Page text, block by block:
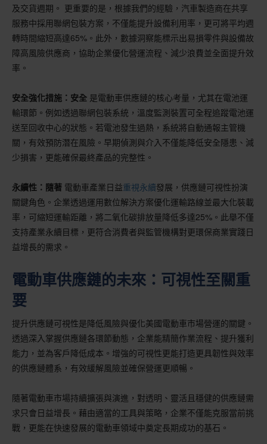
及交貨週期。 更重要的是，根據我們的經驗，汽車製造商在共享
服務中採用聯網包裝方案，不僅能提升設備利用率，更可將平均週
轉時間縮短高達65%。此外，數據洞察能標示出易損零件與設備故
障高風險供應商，協助企業優化營運流程、減少浪費並全面提升效
率。
安全強化措施：安全 是電動車供應鏈的核心考量，尤其在電池運
輸環節。例如透過聯網包裝系統，溫度監測裝置可全程追蹤電池運
送至回收中心的狀態。若電池發生過熱，系統將自動通報主管機
關，有效預防潛在風險。早期偵測與介入不僅能降低安全隱患、減
少損害，更能確保最終產品的完整性。
永續性：隨著 電動車產業日益重視永續發展，供應鏈可視性扮演
關鍵角色。企業透過運用數位解決方案優化運輸路線並最大化裝載
率，可縮短運輸距離，將二氧化碳排放量降低多達25%。此舉不僅
支持產業永續目標，更符合消費者與監管機構對更環保商業實踐日
益增長的需求。
電動車供應鏈的未來：可視性至關重
要
提升供應鏈可視性是降低風險與優化美國電動車市場營運的關鍵。
透過深入掌握供應鏈各環節動態，企業能精簡作業流程、提升獲利
能力，並為客戶降低成本。增強的可視性更能打造更具韌性與效率
的供應鏈體系，有效緩解風險並確保營運更順暢。
隨著電動車市場持續擴張與演進，對透明、靈活且穩健的供應鏈需
求只會日益增長。藉由適當的工具與策略，企業不僅能克服當前挑
戰，更能在快速發展的電動車領域中奠定長期成功的基石。